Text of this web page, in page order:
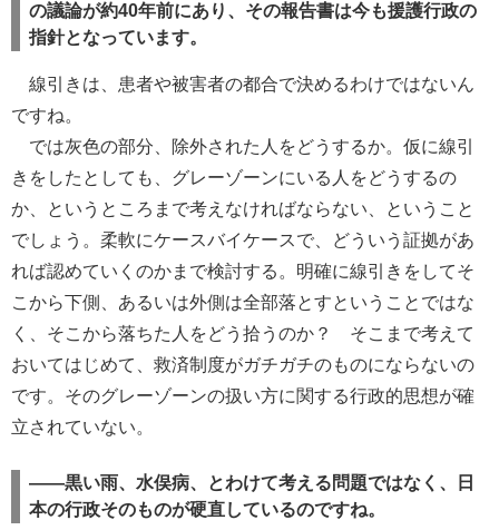
の議論が約40年前にあり、その報告書は今も援護行政の
指針となっています。
線引きは、患者や被害者の都合で決めるわけではないん
ですね。
では灰色の部分、除外された人をどうするか。仮に線引
きをしたとしても、グレーゾーンにいる人をどうするの
か、というところまで考えなければならない、ということ
でしょう。柔軟にケースバイケースで、どういう証拠があ
れば認めていくのかまで検討する。明確に線引きをしてそ
こから下側、あるいは外側は全部落とすということではな
く、そこから落ちた人をどう拾うのか？ そこまで考えて
おいてはじめて、救済制度がガチガチのものにならないの
です。そのグレーゾーンの扱い方に関する行政的思想が確
立されていない。
――黒い雨、水俣病、とわけて考える問題ではなく、日
本の行政そのものが硬直しているのですね。